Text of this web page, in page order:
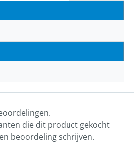
die dit product gekocht
beoordeling schrijven.